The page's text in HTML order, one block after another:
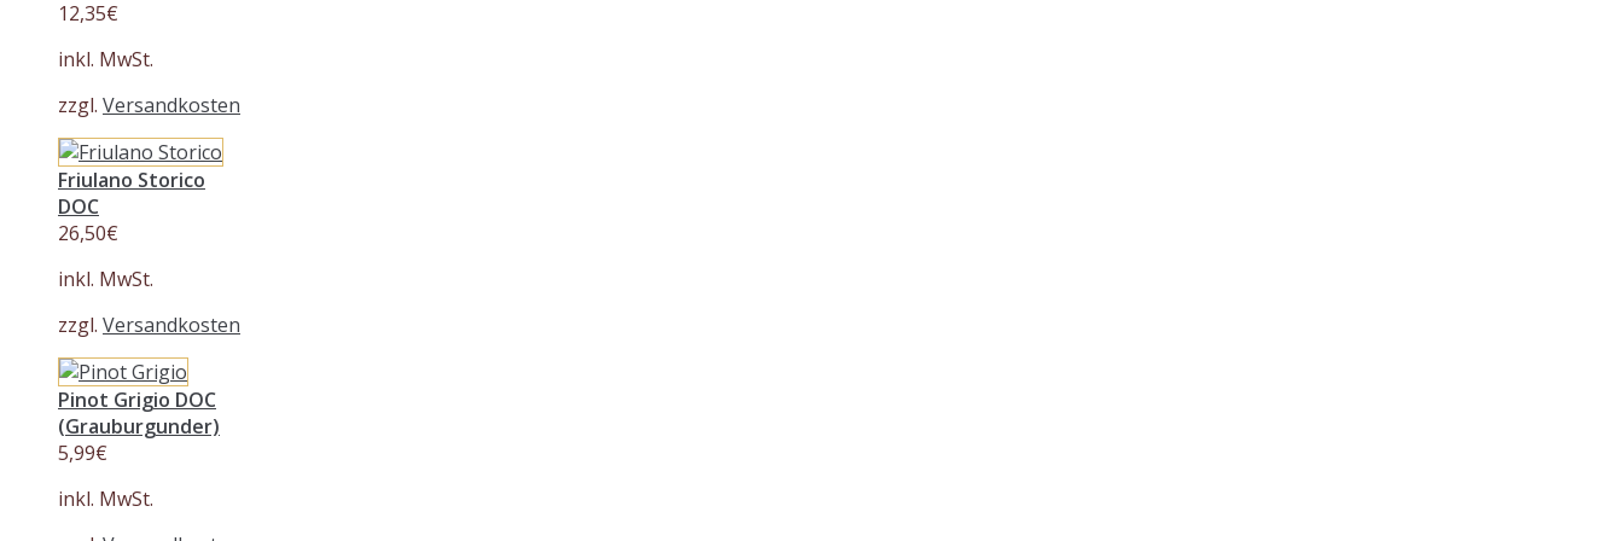
12,35€
inkl. MwSt.
zzgl. Versandkosten
Friulano Storico
DOC
26,50€
inkl. MwSt.
zzgl. Versandkosten
Pinot Grigio DOC
(Grauburgunder)
5,99€
inkl. MwSt.